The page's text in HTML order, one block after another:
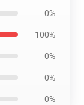
0%
100%
0%
0%
0%